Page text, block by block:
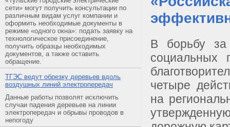
сети» могут получить консультации по
различным видам услуг компании и
оформить необходимые документы в
режиме «одного окна»: подать заявку на
технологическое присоединение,
получить образцы необходимых
документов, а также оставить
обращение.
ТГЭС ведут обрезку деревьев вдоль
воздушных линий электропередач
Данные работы позволят исключить
случаи падения деревьев на линии
электропередач и обрывы проводов в
непогоду
В борьбу
социальных
четыре
на